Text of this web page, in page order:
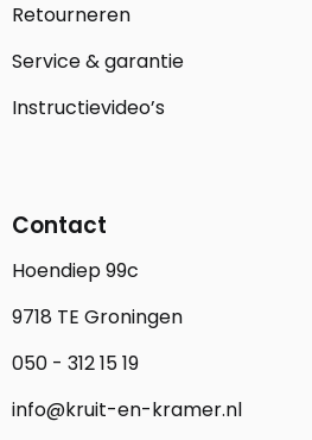
Retourneren
Service & garantie
Instructievideo’s
Contact
Hoendiep 99c
9718 TE Groningen
050 - 312 15 19
info@kruit-en-kramer.nl